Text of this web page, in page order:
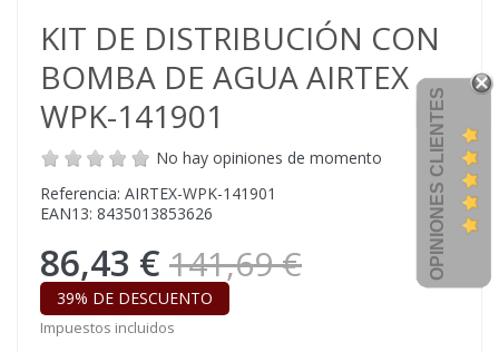
KIT DE DISTRIBUCIÓN CON
BOMBA DE AGUA AIRTEX
WPK-141901
No hay opiniones de momento
Referencia: AIRTEX-WPK-141901
EAN13: 8435013853626
86,43 € 141,69 €
39% DE DESCUENTO
Impuestos incluidos
OPINIONES CLIENTES